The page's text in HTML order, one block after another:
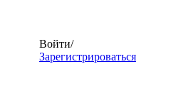
Войти/
Зарегистрироваться